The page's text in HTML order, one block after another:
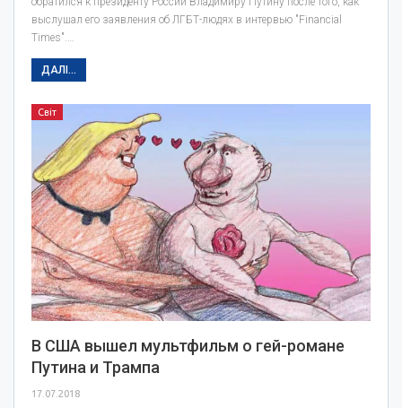
выслушал его заявления об ЛГБТ-людях в интервью "Financial
Times".…
ДАЛІ...
Світ
В США вышел мультфильм о гей-романе
Путина и Трампа
17.07.2018